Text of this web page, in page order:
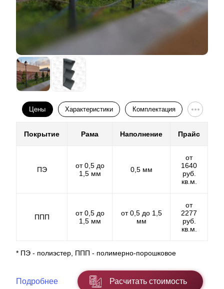
изготавливаем все детали забора, а потом уже
красим в нужный вам цвет. В данном случае нет
никаких ограничений по производству и цветам.
Доступен металл любой толщины от 0,5 мм. Так же
делаем отверстия в ламелях на лазерном станке, что
увеличивает скорость монтажа забора и снижает
трудозатраты.
Цены Характеристики Комплектация
Покрытие Рама Наполнение Прайс
ПЭ
от 0,5 до
1,5 мм
0,5 мм
от
1640
руб.
кв.м.
ППП
от 0,5 до
1,5 мм
от 0,5 до 1,5
мм
от
2277
руб.
кв.м.
* ПЭ - полиэстер, ППП - полимерно-порошковое
Подробнее Расчитать стоимость